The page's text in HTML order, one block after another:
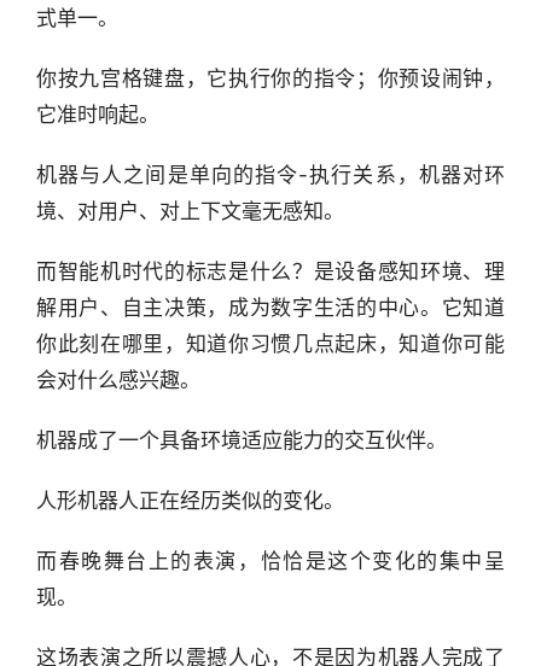
业
式单一。
你按九宫格键盘，它执行你的指令；你预设闹钟，
它准时响起。
机器与人之间是单向的指令-执行关系，机器对环
境、对用户、对上下文毫无感知。
而智能机时代的标志是什么？是设备感知环境、理
解用户、自主决策，成为数字生活的中心。它知道
你此刻在哪里，知道你习惯几点起床，知道你可能
会对什么感兴趣。
机器成了一个具备环境适应能力的交互伙伴。
人形机器人正在经历类似的变化。
而春晚舞台上的表演，恰恰是这个变化的集中呈
现。
这场表演之所以震撼人心，不是因为机器人完成了